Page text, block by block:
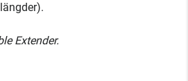
Extender.